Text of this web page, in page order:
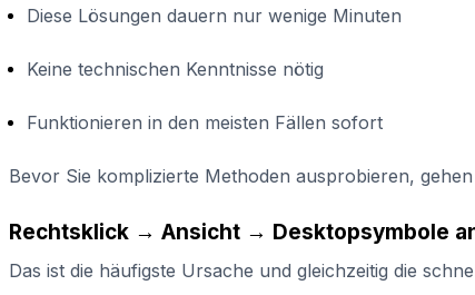
Diese Lösungen dauern nur wenige Minuten
Keine technischen Kenntnisse nötig
Funktionieren in den meisten Fällen sofort
Bevor Sie komplizierte Methoden ausprobieren,
Rechtsklick → Ansicht → Desktopsymbole
Das ist die häufigste Ursache und gleichzeitig die